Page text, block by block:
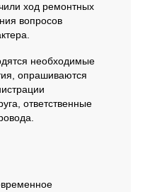
ход ремонтных
вопросов
необходимые
опрашиваются
ответственные